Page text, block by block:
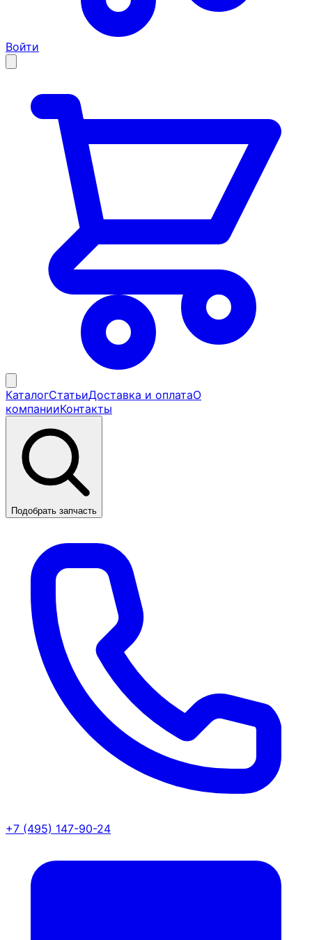
Войти
КаталогСтатьиДоставка и оплатаО
компанииКонтакты
Подобрать запчасть
+7 (495) 147-90-24